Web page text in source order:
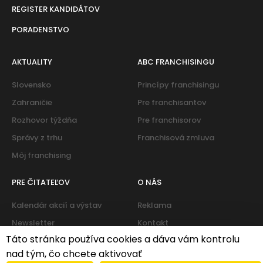
REGISTER KANDIDÁTOV
PORADENSTVO
AKTUALITY
Slovensko
Zahraničie
Rozhovor týždňa
Správy z trhu
Môj franchising
ABC FRANCHISINGU
Princípy franchisingu
Pre franchisantov
Pre franchisorov
Franchisová zmluva
PRE ČITATEĽOV
Kalendár akcií a výstav
Newsletter
O NÁS
Reklama
Kontakt
Táto stránka používa cookies a dáva vám kontrolu
nad tým, čo chcete aktivovať